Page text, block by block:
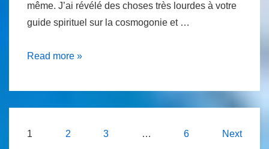
même. J’ai révélé des choses très lourdes à votre
guide spirituel sur la cosmogonie et …
LA
DE
DIEU
Read more »
Navigation
1 2 3 … 6 Next